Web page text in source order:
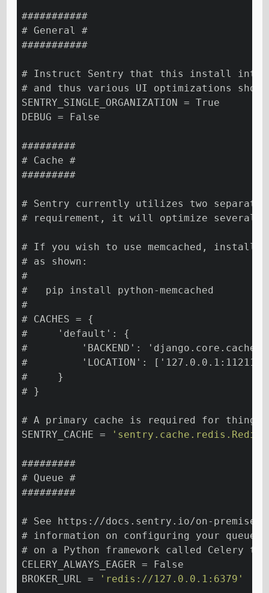
###########
# General #
###########
# Instruct Sentry that this install
# and thus various UI optimizations
SENTRY_SINGLE_ORGANIZATION = True
DEBUG = False
#########
# Cache #
#########
# Sentry currently utilizes two separate
# requirement, it will optimize several
# If you wish to use memcached, install
# as shown:
#
#   pip install python-memcached
#
# CACHES = {
#     'default': {
#         'BACKEND':
#         'LOCATION':
#     }
# }
# A primary cache is required for things
SENTRY_CACHE =
#########
# Queue #
#########
# See https://docs.sentry.io/on-premise/
# information on configuring your queue
# on a Python framework called Celery to
CELERY_ALWAYS_EAGER = False
BROKER_URL =
'redis://127.0.0.1:6379'